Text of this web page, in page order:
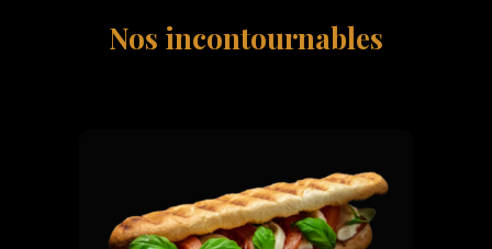
Nos incontournables